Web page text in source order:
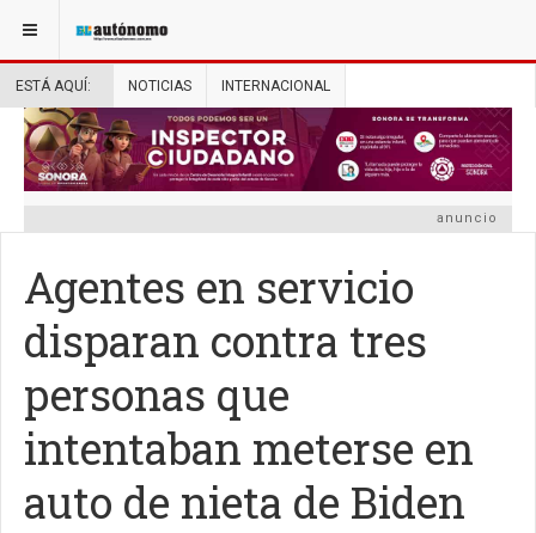
ESTÁ AQUÍ: NOTICIAS INTERNACIONAL
anuncio
Agentes en servicio
disparan contra tres
personas que
intentaban meterse en
auto de nieta de Biden